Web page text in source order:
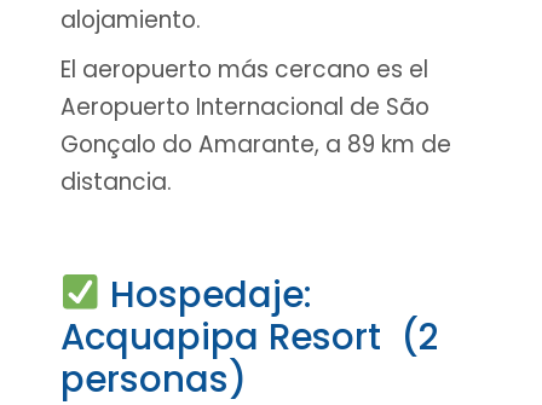
alojamiento.
El aeropuerto más cercano es el
Aeropuerto Internacional de São
Gonçalo do Amarante, a 89 km de
distancia.
Hospedaje:
Acquapipa Resort (2
personas)